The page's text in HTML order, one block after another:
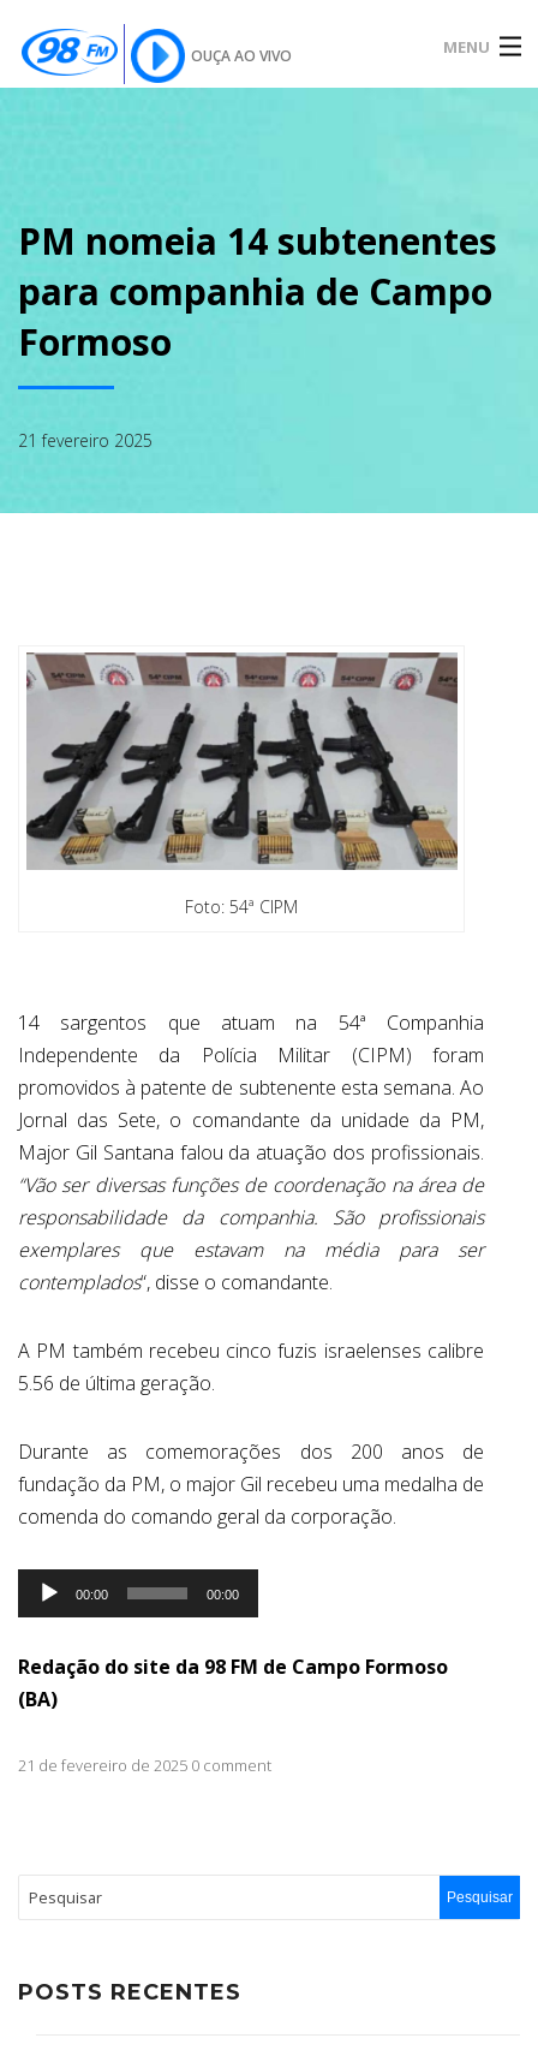
OUÇA AO VIVO MENU
SOBRE
NOTÍCIAS
CONTATO
PM nomeia 14 subtenentes
para companhia de Campo
Formoso
21 fevereiro 2025
Foto: 54ª CIPM
14 sargentos que atuam na 54ª Companhia
Independente da Polícia Militar (CIPM) foram
promovidos à patente de subtenente esta semana. Ao
Jornal das Sete, o comandante da unidade da PM,
Major Gil Santana falou da atuação dos profissionais.
“Vão ser diversas funções de coordenação na área de
responsabilidade da companhia. São profissionais
exemplares que estavam na média para ser
contemplados“, disse o comandante.
A PM também recebeu cinco fuzis israelenses calibre
5.56 de última geração.
Durante as comemorações dos 200 anos de
fundação da PM, o major Gil recebeu uma medalha de
comenda do comando geral da corporação.
Tocador
00:00 00:00
Redação do site da 98 FM de Campo Formoso
(BA)
21 de fevereiro de 2025 0 comment
POSTS RECENTES